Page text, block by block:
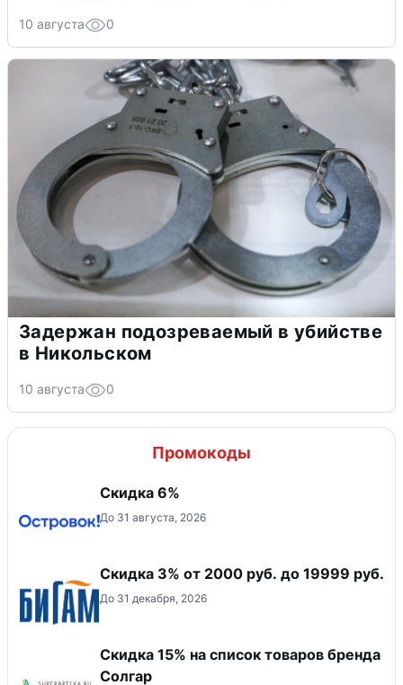
10 августа 0
Задержан подозреваемый в убийстве
в Никольском
10 августа 0
Промокоды
Скидка 6%
До 31 августа, 2026
​Скидка 3% от 2000 руб. до 19999 руб.
До 31 декабря, 2026
Скидка 15% на список товаров бренда
Солгар